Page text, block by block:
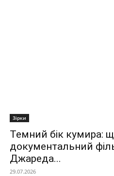
Зірки
Темний бік кумира:
документальний
Джареда...
29.07.2026